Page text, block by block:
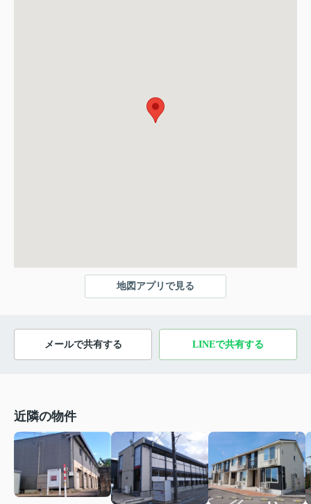
地図アプリで見る
メールで共有する LINEで共有する
近隣の物件